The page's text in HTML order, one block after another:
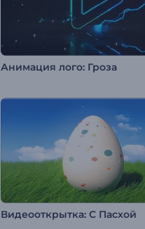
Анимация лого: Гроза
Видеооткрытка: С Пасхой